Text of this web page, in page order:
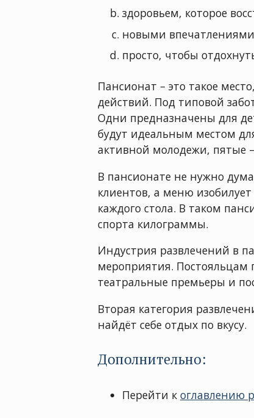
здоровьем, которое
новыми
просто, чтобы
Пансионат – это такое
действий. Под типовой
Одни предназначены для
будут идеальным местом
активной молодежи, пятые
В пансионате не нужно
клиентов, а меню
каждого стола. В таком
спорта килограммы.
Индустрия развлечений в
мероприятия. Постояльцам
театральные премьеры и
Вторая категория
найдёт себе отдых по вкусу.
Дополнительно:
Перейти к оглавлению